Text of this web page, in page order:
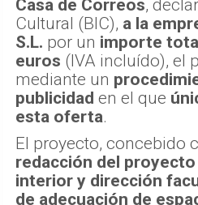
Casa de Correos,
Cultural (BIC), a la
S.L. por un importe
euros (IVA incluído), el
mediante un
publicidad en el que
esta oferta.
El proyecto, concebido
redacción del
interior y dirección
de adecuación de